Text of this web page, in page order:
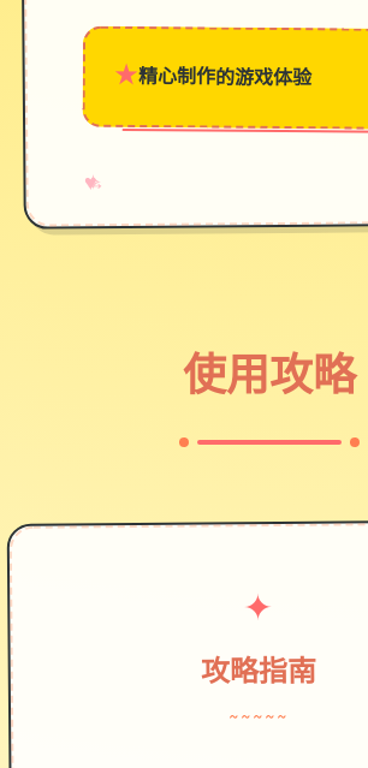
★精心制作的游戏体验
♥
✧
→
使用攻略
✦
攻略指南
~~~~~